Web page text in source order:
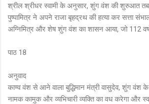
श्रील श्रीधर स्वामी के अनुसार, शुंग वंश की शुरुआत
पुष्पामित्र ने अपने राजा बृहद्रथ की हत्या कर सत्ता
अग्निमित्र और शेष शुंग वंश का शासन आया, जो 112
पाठ 18
अनुवाद
काण्व वंश से आने वाला बुद्धिमान मंत्री वासुदेव, शुंग वंश
नामक कामुक और व्यभिचारी व्यक्ति का वध करेगा और